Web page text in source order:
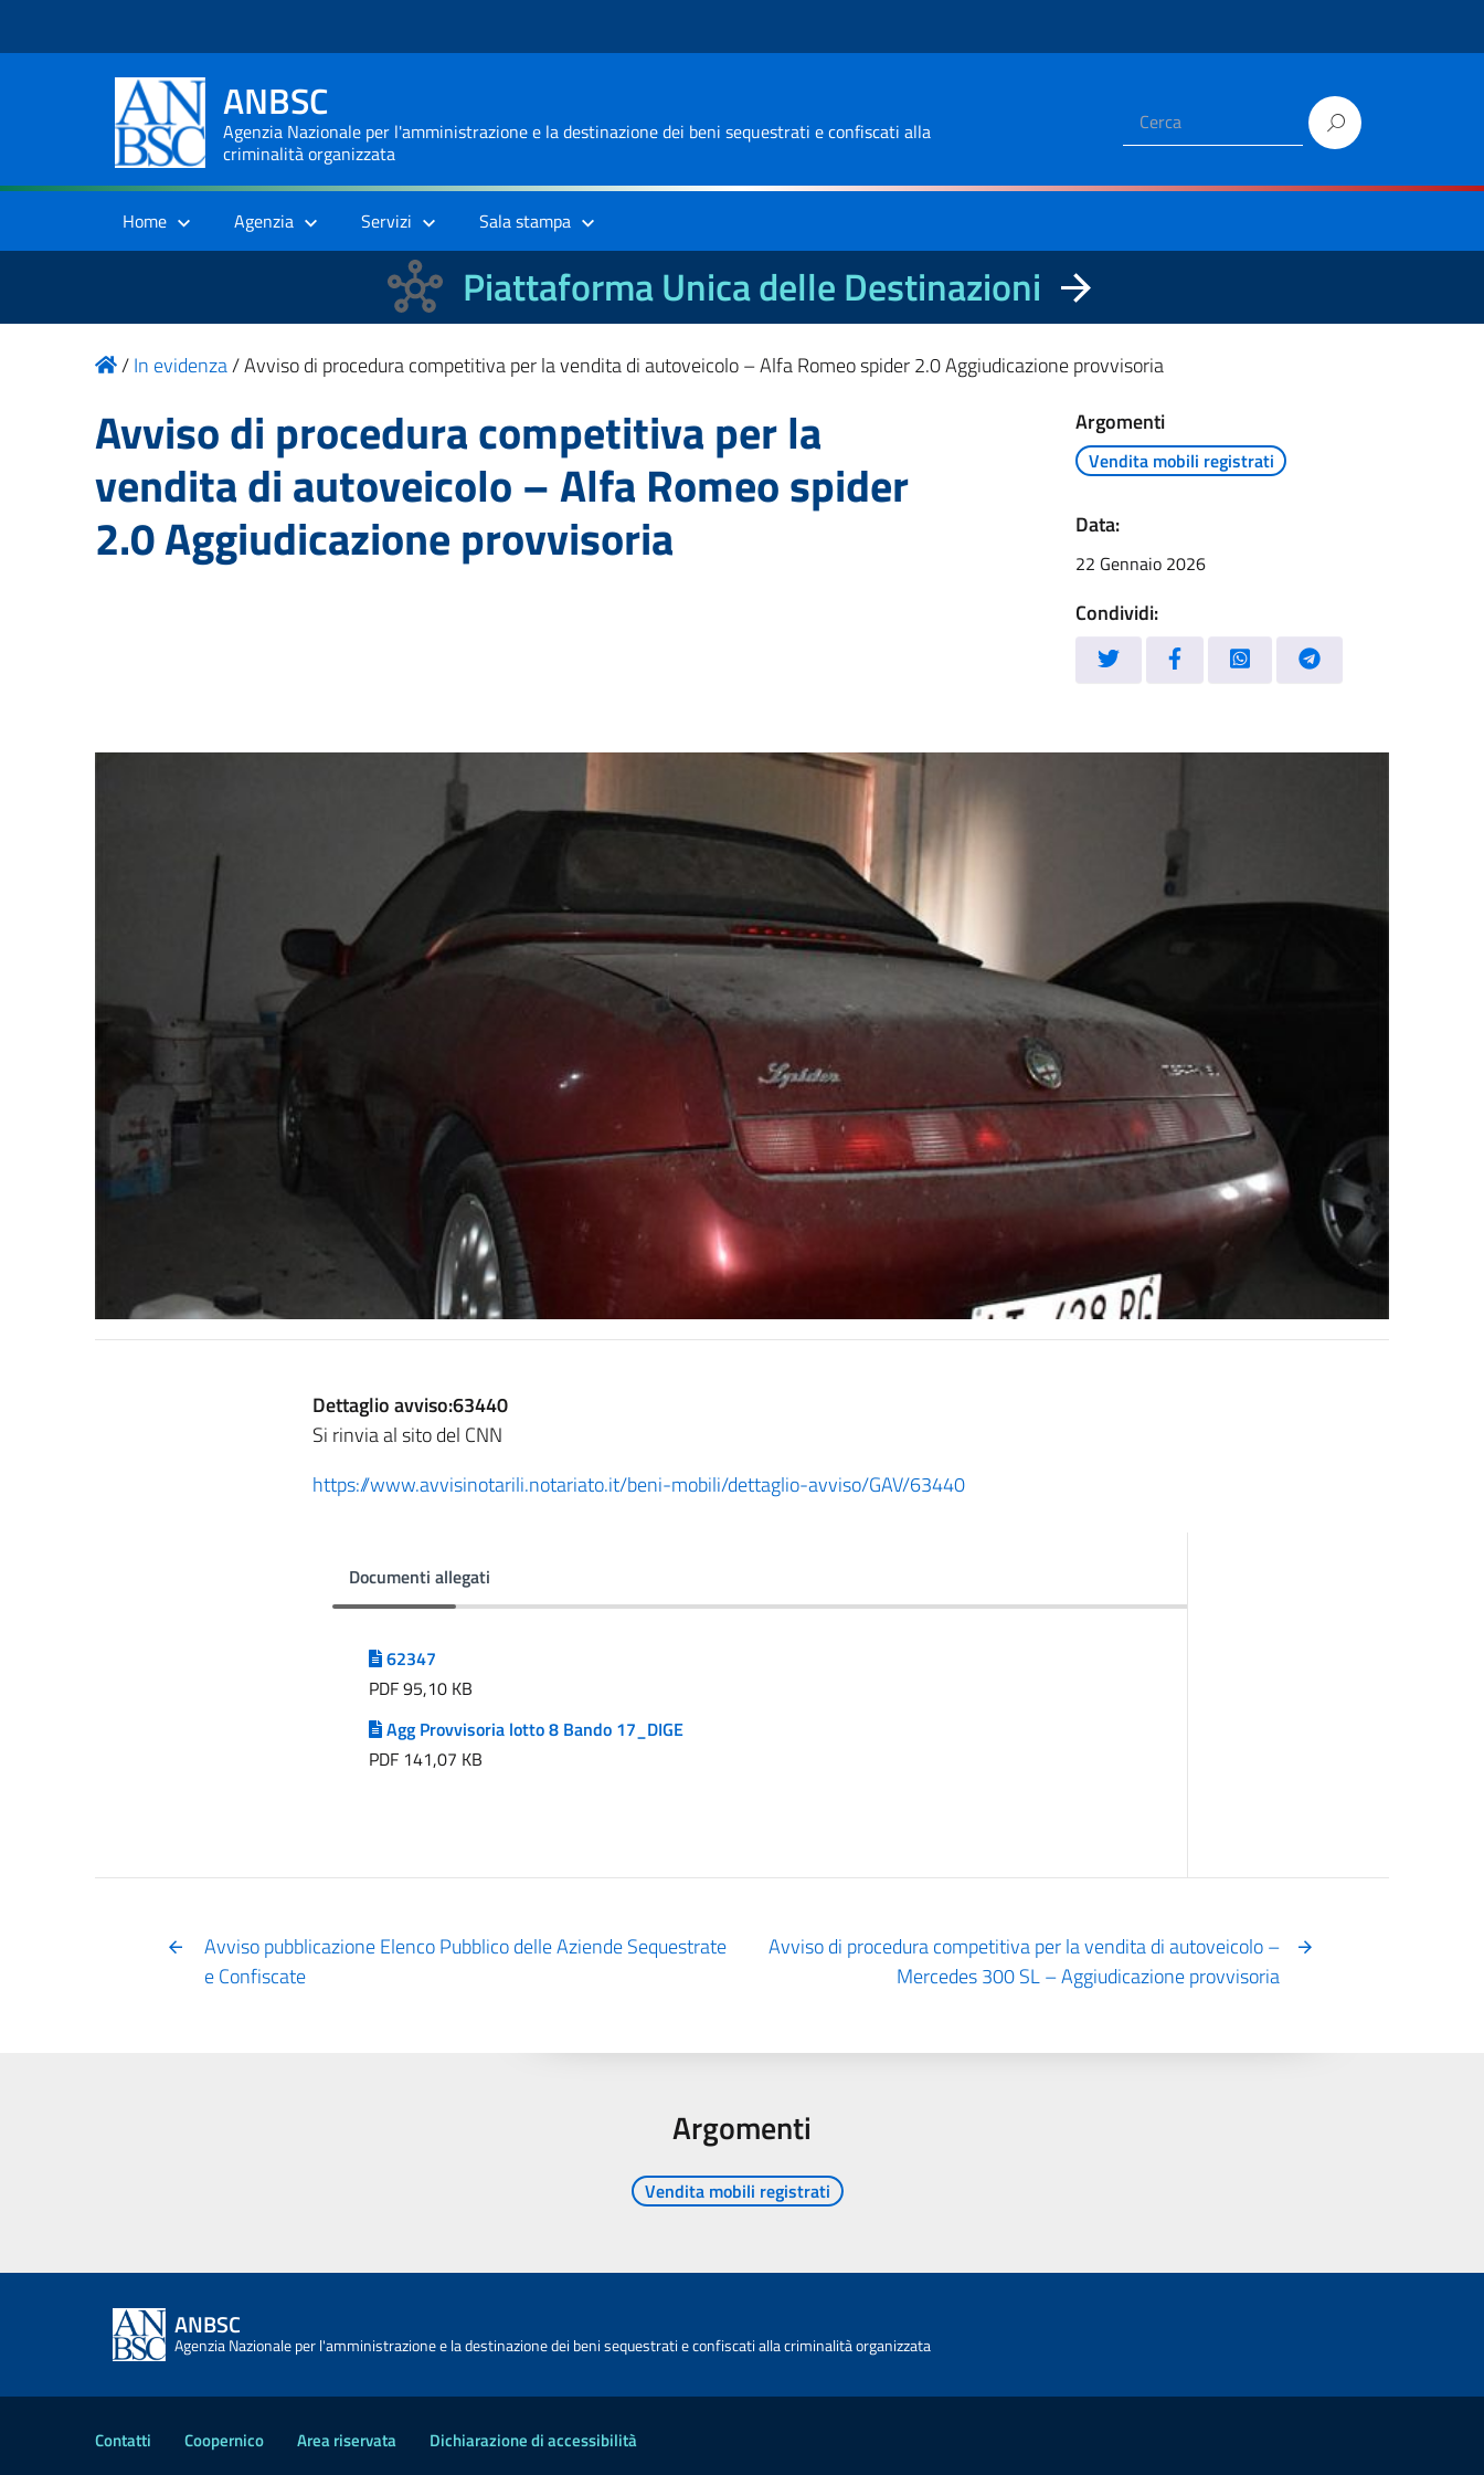
ANBSC
Agenzia Nazionale per l'amministrazione e la destinazione dei beni sequestrati e confiscati alla
criminalità organizzata
Home Agenzia Servizi Sala stampa
Piattaforma Unica delle Destinazioni
/In evidenza/Avviso di procedura competitiva per la vendita di autoveicolo – Alfa Romeo spider 2.0 Aggiudicazione provvisoria
Avviso di procedura competitiva per la
vendita di autoveicolo – Alfa Romeo spider
2.0 Aggiudicazione provvisoria
Argomenti
Vendita mobili registrati
Data:
22 Gennaio 2026
Condividi:
Dettaglio avviso:63440
Si rinvia al sito del CNN
https://www.avvisinotarili.notariato.it/beni-mobili/dettaglio-avviso/GAV/63440
Documenti allegati
62347
PDF 95,10 KB
Agg Provvisoria lotto 8 Bando 17_DIGE
PDF 141,07 KB
Avviso pubblicazione Elenco Pubblico delle Aziende Sequestrate
e Confiscate
Avviso di procedura competitiva per la vendita di autoveicolo –
Mercedes 300 SL – Aggiudicazione provvisoria
Argomenti
Vendita mobili registrati
ANBSC
Agenzia Nazionale per l'amministrazione e la destinazione dei beni sequestrati e confiscati alla criminalità organizzata
Contatti Coopernico Area riservata Dichiarazione di accessibilità